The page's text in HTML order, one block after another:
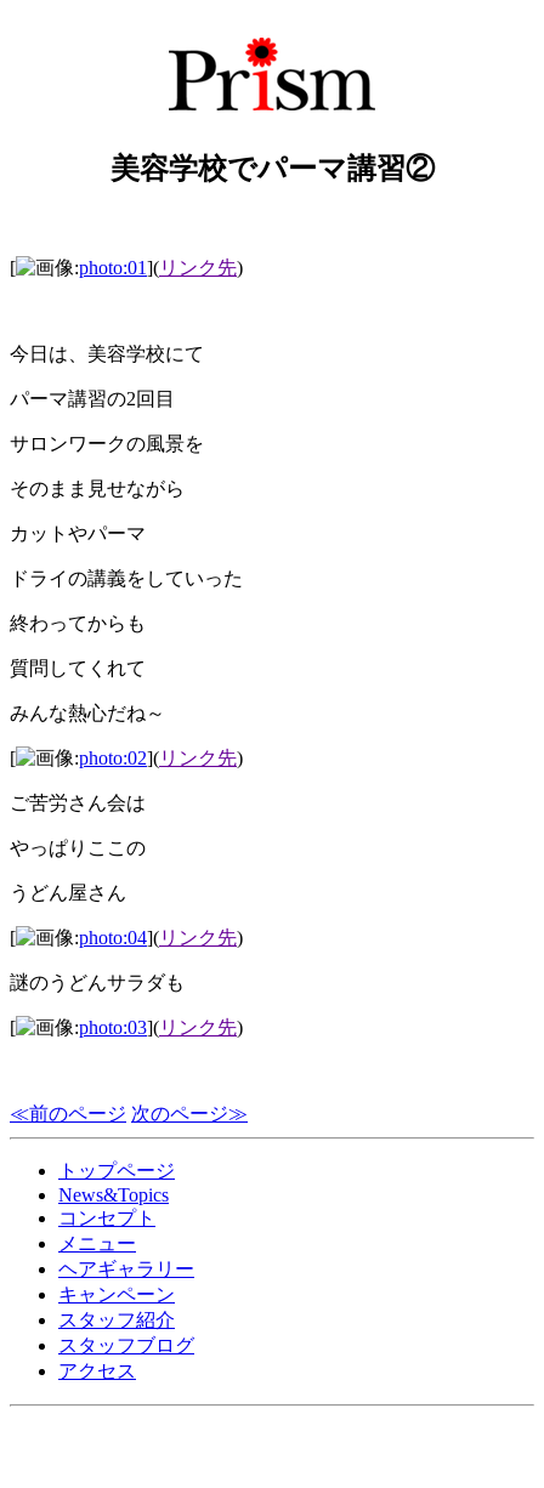
美容学校でパーマ講習②
[ photo:01](リンク先)
今日は、美容学校にて
パーマ講習の2回目
サロンワークの風景を
そのまま見せながら
カットやパーマ
ドライの講義をしていった
終わってからも
質問してくれて
みんな熱心だね～
[ photo:02](リンク先)
ご苦労さん会は
やっぱりここの
うどん屋さん
[ photo:04](リンク先)
謎のうどんサラダも
[ photo:03](リンク先)
≪前のページ 次のページ≫
トップページ
News&Topics
コンセプト
メニュー
ヘアギャラリー
キャンペーン
スタッフ紹介
スタッフブログ
アクセス